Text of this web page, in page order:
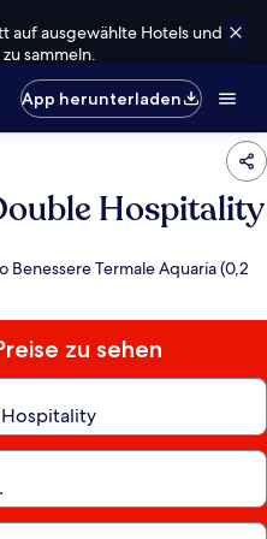
auf ausgewählte Hotels und
sammeln.
App herunterladen
Hospitality
Benessere Termale Aquaria (0,2
zu sehen